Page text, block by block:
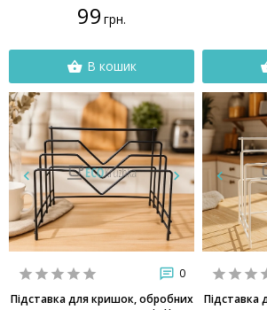
99 грн.
В кошик
0
Підставка для кришок, обробних
Підставка